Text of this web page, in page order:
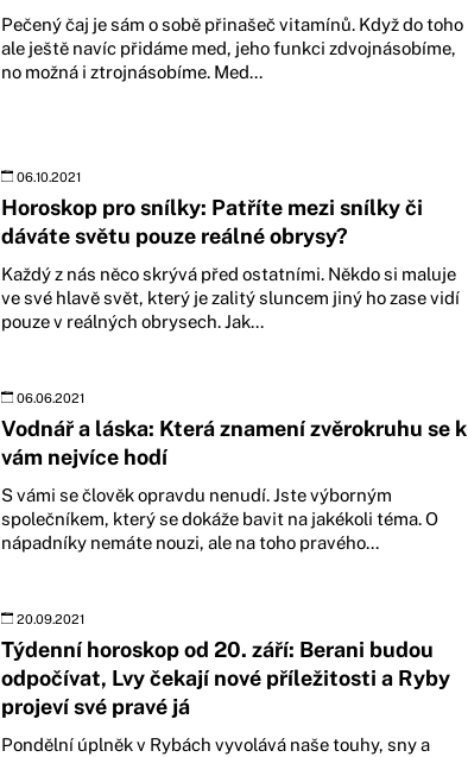
Pečený čaj je sám o sobě přinašeč vitamínů. Když do toho
ale ještě navíc přidáme med, jeho funkci zdvojnásobíme,
no možná i ztrojnásobíme. Med...
06.10.2021
Horoskop pro snílky: Patříte mezi snílky či
dáváte světu pouze reálné obrysy?
Každý z nás něco skrývá před ostatními. Někdo si maluje
ve své hlavě svět, který je zalitý sluncem jiný ho zase vidí
pouze v reálných obrysech. Jak...
06.06.2021
Vodnář a láska: Která znamení zvěrokruhu se k
vám nejvíce hodí
S vámi se člověk opravdu nenudí. Jste výborným
společníkem, který se dokáže bavit na jakékoli téma. O
nápadníky nemáte nouzi, ale na toho pravého...
20.09.2021
Týdenní horoskop od 20. září: Berani budou
odpočívat, Lvy čekají nové příležitosti a Ryby
projeví své pravé já
Pondělní úplněk v Rybách vyvolává naše touhy, sny a